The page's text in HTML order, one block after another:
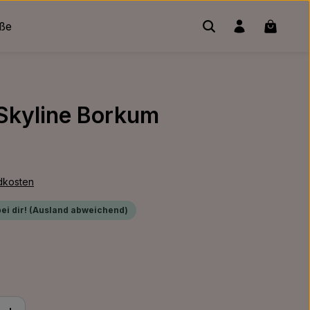
Borkum
dir! (Ausland abweichend)